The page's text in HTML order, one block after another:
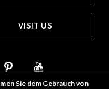
VISIT US
Sie dem Gebrauch von